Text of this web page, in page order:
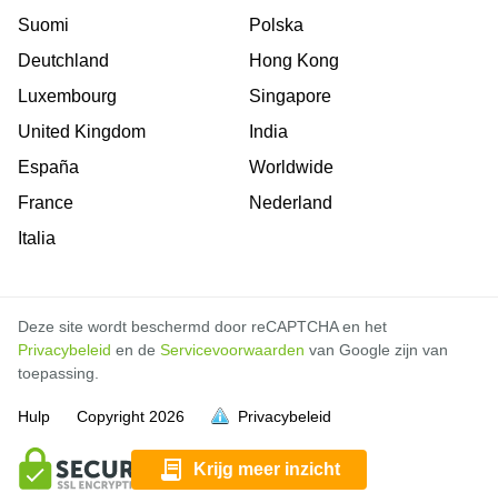
Krijg meer inzicht
vol is
vol is
vol is
vol is
vol is
vol is
vol is
vol is
vol is
vol is
vol is
Suomi
Deutchland
Luxembourg
United Kingdom
España
France
Italia
Polska
Hong Kong
Singapore
India
Worldwide
Nederland
Deze site wordt beschermd door reCAPTCHA en het
Privacybeleid en de Servicevoorwaarden van Google zijn van
toepassing.
Hulp Copyright 2026 Privacybeleid